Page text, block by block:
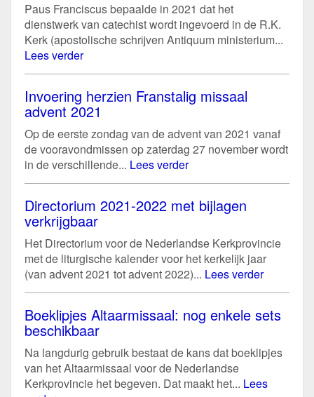
Paus Franciscus bepaalde in 2021 dat het
dienstwerk van catechist wordt ingevoerd in de R.K.
Kerk (apostolische schrijven Antiquum ministerium...
Lees verder
Invoering herzien Franstalig missaal
advent 2021
Op de eerste zondag van de advent van 2021 vanaf
de vooravondmissen op zaterdag 27 november wordt
in de verschillende... Lees verder
Directorium 2021-2022 met bijlagen
verkrijgbaar
Het Directorium voor de Nederlandse Kerkprovincie
met de liturgische kalender voor het kerkelijk jaar
(van advent 2021 tot advent 2022)... Lees verder
Boeklipjes Altaarmissaal: nog enkele sets
beschikbaar
Na langdurig gebruik bestaat de kans dat boeklipjes
van het Altaarmissaal voor de Nederlandse
Kerkprovincie het begeven. Dat maakt het... Lees